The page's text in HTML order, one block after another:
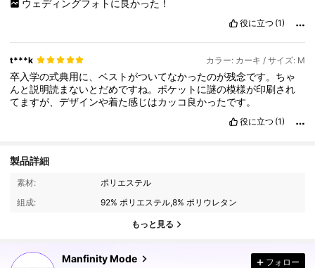
ウェディングフォトに良かった！
役に立つ (1)
t***k カラー: カーキ / サイズ: M
卒入学の式典用に、ベストがついてなかったのが残念です。ちゃ
んと説明読まないとだめですね。ポケットに謎の模様が印刷され
てますが、デザインや着た感じはカッコ良かったです。
役に立つ (1)
製品詳細
素材:
ポリエステル
組成:
92% ポリエステル,8% ポリウレタン
もっと見る
Manfinity Mode
252K フォロワー
252K フォロワー
フォロー